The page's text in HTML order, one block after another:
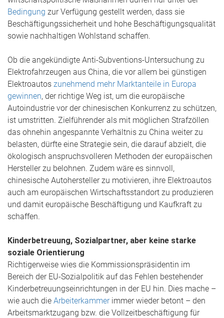
Bedingung zur Verfügung gestellt werden, dass sie
Beschäftigungssicherheit und hohe Beschäftigungsqualität
sowie nachhaltigen Wohlstand schaffen.
Ob die angekündigte Anti-Subventions-Untersuchung zu
Elektrofahrzeugen aus China, die vor allem bei günstigen
Elektroautos zunehmend mehr Marktanteile in Europa
gewinnen, der richtige Weg ist, um die europäische
Autoindustrie vor der chinesischen Konkurrenz zu schützen,
ist umstritten. Zielführender als mit möglichen Strafzöllen
das ohnehin angespannte Verhältnis zu China weiter zu
belasten, dürfte eine Strategie sein, die darauf abzielt, die
ökologisch anspruchsvolleren Methoden der europäischen
Hersteller zu belohnen. Zudem wäre es sinnvoll,
chinesische Autohersteller zu motivieren, ihre Elektroautos
auch am europäischen Wirtschaftsstandort zu produzieren
und damit europäische Beschäftigung und Kaufkraft zu
schaffen.
Kinderbetreuung, Sozialpartner, aber keine starke
soziale Orientierung
Richtigerweise wies die Kommissionspräsidentin im
Bereich der EU-Sozialpolitik auf das Fehlen bestehender
Kinderbetreuungseinrichtungen in der EU hin. Dies mache –
wie auch die Arbeiterkammerimmer wieder betont – den
Arbeitsmarktzugang bzw. die Vollzeitbeschäftigung für